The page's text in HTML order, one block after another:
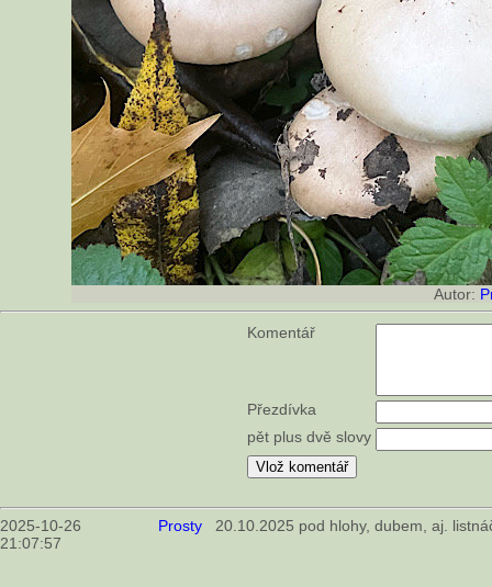
Autor:
Komentář
Přezdívka
pět plus dvě slovy
2025-10-26
21:07:57
Prosty 20.10.2025 pod hlohy, dubem, aj.